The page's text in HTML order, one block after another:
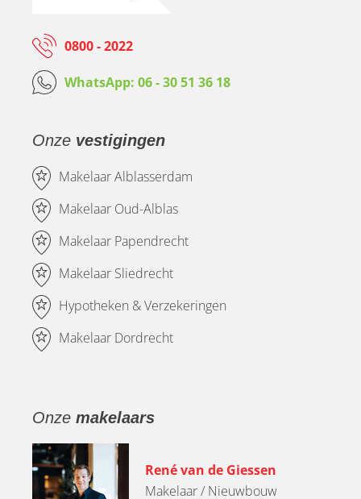
0800 - 2022
WhatsApp: 06 - 30 51 36 18
Onze vestigingen
Makelaar Alblasserdam
Makelaar Oud-Alblas
Makelaar Papendrecht
Makelaar Sliedrecht
Hypotheken & Verzekeringen
Makelaar Dordrecht
Onze makelaars
René van de Giessen
Makelaar / Nieuwbouw